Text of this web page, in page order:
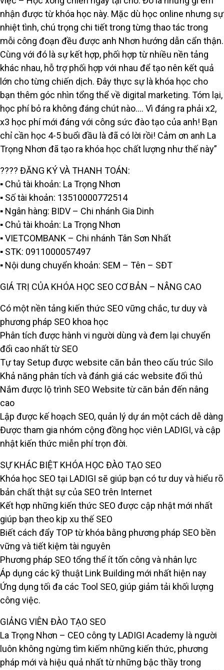
nhận được từ khóa học này. Mặc dù học online nhưng sự
nhiệt tình, chú trọng chi tiết trong từng thao tác trong
mỗi công đoạn đều được anh Nhơn hướng dẫn cẩn thận.
Cùng với đó là sự kết hợp, phối hợp từ nhiều nền tảng
khác nhau, hỗ trợ phối hợp với nhau để tạo nên kết quả
lớn cho từng chiến dịch. Đây thực sự là khóa học cho
bạn thêm góc nhìn tổng thể về digital marketing. Tóm lại,
học phí bỏ ra không đáng chút nào…. Vì đáng ra phải x2,
x3 học phí mới đáng với công sức đào tạo của anh! Bạn
chỉ cần học 4-5 buổi đầu là đã có lời rồi! Cảm ơn anh La
Trọng Nhơn đã tạo ra khóa học chất lượng như thế này”
???? ĐĂNG KÝ VÀ THANH TOÁN:
▪️ Chủ tài khoản: La Trọng Nhơn
▪️ Số tài khoản: 13510000772514
▪️ Ngân hàng: BIDV – Chi nhánh Gia Dinh
▪️ Chủ tài khoản: La Trọng Nhơn
▪️ VIETCOMBANK – Chi nhánh Tân Sơn Nhất
▪️ STK: 0911000057497
▪️ Nội dung chuyển khoản: SEM – Tên – SĐT
GIÁ TRỊ CỦA KHÓA HỌC SEO CƠ BẢN – NÂNG CAO
Có một nền tảng kiến thức SEO vững chắc, tư duy và
phương pháp SEO khoa học
Phân tích được hành vi người dùng và đem lại chuyển
đổi cao nhất từ SEO
Tự tay Setup được website căn bản theo cấu trúc Silo
Khả năng phân tích và đánh giá các website đối thủ
Nắm được lộ trình SEO Website từ căn bản đến nâng
cao
Lập được kế hoạch SEO, quản lý dự án một cách dễ dàng
Được tham gia nhóm cộng đồng học viên LADIGI, và cập
nhật kiến thức miễn phí trọn đời.
SỰ KHÁC BIỆT KHÓA HỌC ĐÀO TẠO SEO
Khóa học SEO tại LADIGI sẽ giúp bạn có tư duy và hiểu rõ
bản chất thật sự của SEO trên Internet
Kết hợp những kiến thức SEO được cập nhật mới nhất
giúp bạn theo kịp xu thế SEO
Biết cách đẩy TOP từ khóa bằng phương pháp SEO bền
vững và tiết kiệm tài nguyên
Phương pháp SEO tổng thể ít tốn công và nhân lực
Áp dụng các kỹ thuật Link Building mới nhất hiện nay
Ứng dụng tối đa các Tool SEO, giúp giảm tải khối lượng
công việc.
GIẢNG VIÊN ĐÀO TẠO SEO
La Trọng Nhơn – CEO công ty LADIGI Academy là người
luôn không ngừng tìm kiếm những kiến thức, phương
pháp mới và hiệu quả nhất từ những bậc thầy trong